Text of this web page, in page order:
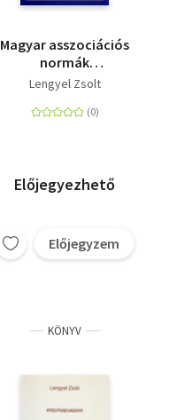
Magyar asszociációs
normák
enciklopédiája I.
Lengyel Zsolt
Előjegyezhető
Előjegyzem
KÖNYV